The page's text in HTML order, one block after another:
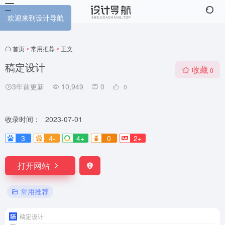
首页 • 常用推荐 • 正文
稿定设计
3年前更新 10,949 0 0
收藏 0
收录时间：
2023-07-01
3
4- 4+ 0 2+
打开网站
常用推荐
稿定设计
欢迎来到设计导航